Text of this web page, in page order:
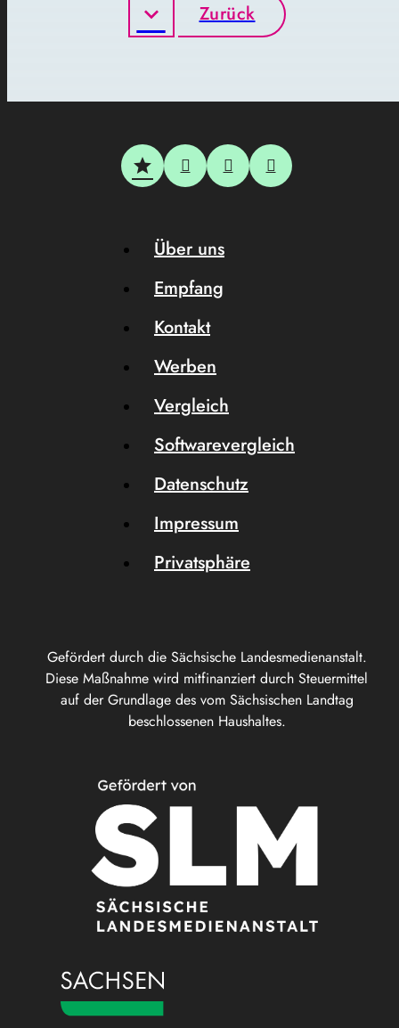
Zurück
Gefördert durch die Sächsische Landesmedienanstalt.
Diese Maßnahme wird mitfinanziert durch Steuermittel
auf der Grundlage des vom Sächsischen Landtag
beschlossenen Haushaltes.
Über uns
Empfang
Kontakt
Werben
Vergleich
Softwarevergleich
Datenschutz
Impressum
Privatsphäre